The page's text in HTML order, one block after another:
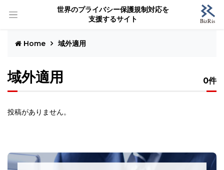
世界のプライバシー保護規制対応を
支援するサイト
Home 域外適用
域外適用 0件
投稿がありません。